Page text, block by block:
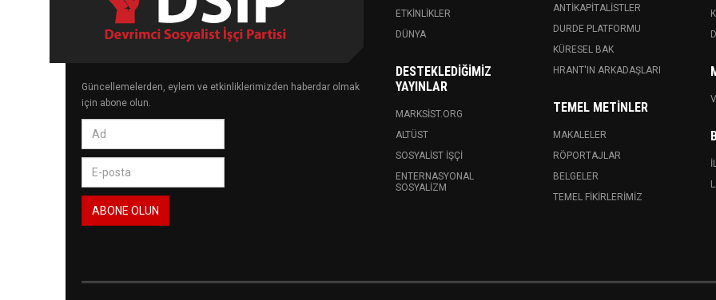
Güncellemelerden, eylem ve etkinliklerimizden haberdar olmak
için abone olun.
ETKINLIKLER
DÜNYA
DESTEKLEDIĞIMIZ
YAYINLAR
MARKSIST.ORG
ALTÜST
SOSYALIST İŞÇI
ENTERNASYONAL
SOSYALIZM
ANTIKAPITALISTLER
DURDE PLATFORMU
KÜRESEL BAK
HRANT'IN ARKADAŞLARI
TEMEL METINLER
MAKALELER
RÖPORTAJLAR
BELGELER
TEMEL FIKIRLERIMIZ